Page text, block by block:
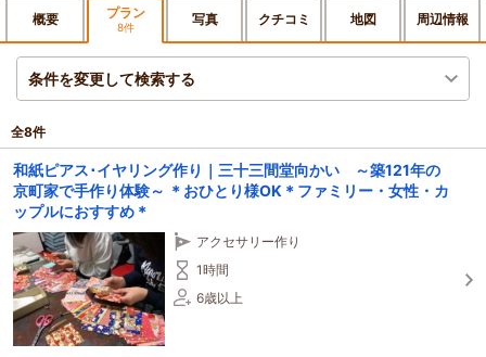
概要 プラン
8件 写真 クチコミ 地図 周辺情報
条件を変更して検索する
全8件
和紙ピアス･イヤリング作り｜三十三間堂向かい ～築121年の
京町家で手作り体験～ ＊おひとり様OK＊ファミリー・女性・カ
ップルにおすすめ＊
アクセサリー作り
1時間
6歳以上